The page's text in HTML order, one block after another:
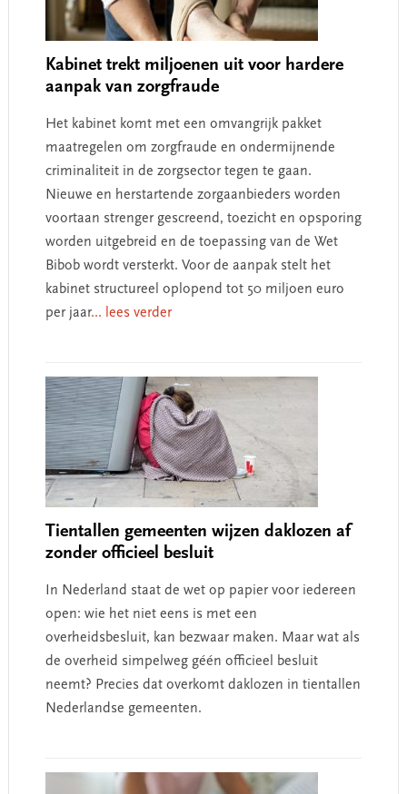
Kabinet trekt miljoenen uit voor hardere
aanpak van zorgfraude
Het kabinet komt met een omvangrijk pakket
maatregelen om zorgfraude en ondermijnende
criminaliteit in de zorgsector tegen te gaan.
Nieuwe en herstartende zorgaanbieders worden
voortaan strenger gescreend, toezicht en opsporing
worden uitgebreid en de toepassing van de Wet
Bibob wordt versterkt. Voor de aanpak stelt het
kabinet structureel oplopend tot 50 miljoen euro
per jaar... lees verder
Tientallen gemeenten wijzen daklozen af
zonder officieel besluit
In Nederland staat de wet op papier voor iedereen
open: wie het niet eens is met een
overheidsbesluit, kan bezwaar maken. Maar wat als
de overheid simpelweg géén officieel besluit
neemt? Precies dat overkomt daklozen in tientallen
Nederlandse gemeenten.